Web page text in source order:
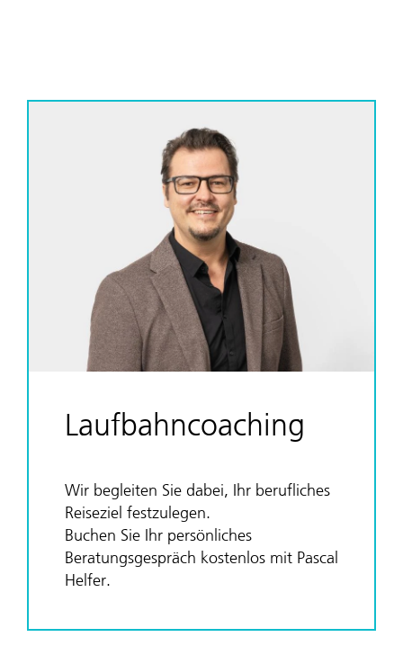
Laufbahncoaching
Wir begleiten Sie dabei, Ihr berufliches
Reiseziel festzulegen.
Buchen Sie Ihr persönliches
Beratungsgespräch kostenlos mit Pascal
Helfer.